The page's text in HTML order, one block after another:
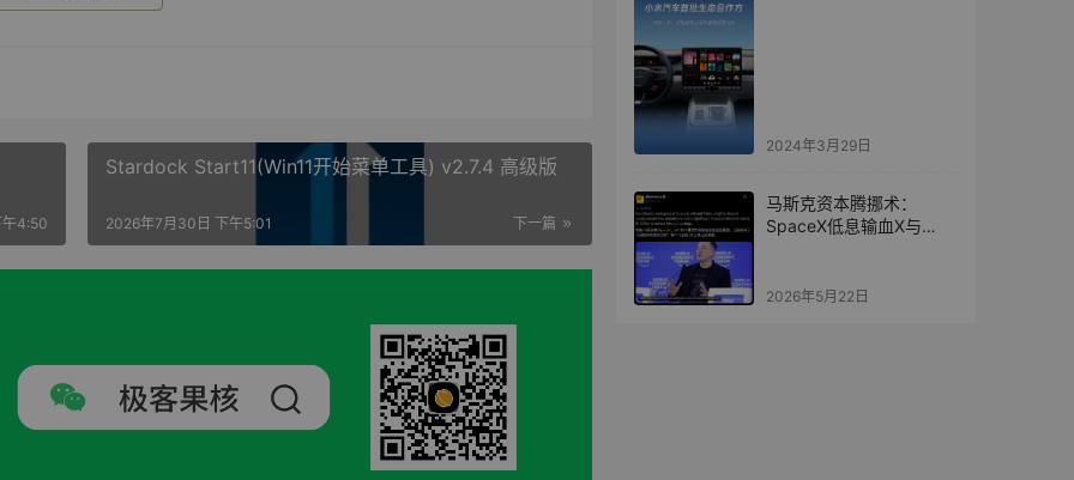
4:50
Stardock Start11(Win11开始菜单工具) v2.7.4 高级版
下一篇
2026年7月30日 下午5:01
2024年3月29日
马斯克资本腾挪术：
SpaceX低息输血X与
2026年5月22日